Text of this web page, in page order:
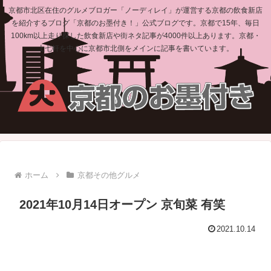
京都市北区在住のグルメブロガー「ノーディレイ」が運営する京都の飲食新店
を紹介するブログ「京都のお墨付き！」公式ブログです。京都で15年、毎日
100km以上走り探した飲食新店や街ネタ記事が4000件以上あります。京都・
上七軒を中心に京都市北側をメインに記事を書いています。
ホーム 京都その他グルメ
2021年10月14日オープン 京旬菜 有笑
2021.10.14